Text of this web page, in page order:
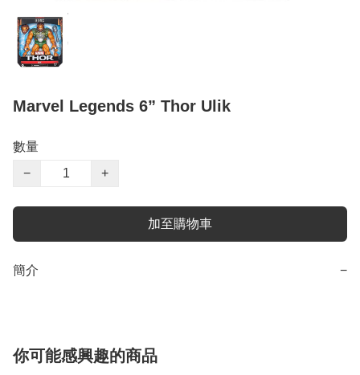
Marvel Legends 6” Thor Ulik
數量
−
+
加至購物車
簡介 −
你可能感興趣的商品